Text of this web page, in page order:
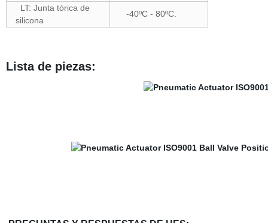
LT: Junta tórica de
silicona
-40ºC - 80ºC.
Lista de piezas: